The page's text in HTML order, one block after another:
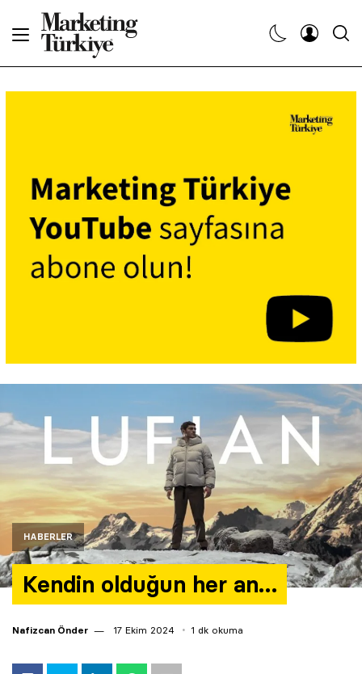
HABERLER
Kendin olduğun her an…
Nafizcan Önder 17 Ekim 2024 1 dk okuma
Dergiler
Etkinlikler
Araştırma